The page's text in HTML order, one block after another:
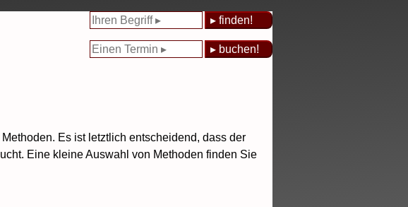
Es ist letztlich entscheidend, dass der
Eine kleine Auswahl von Methoden finden Sie